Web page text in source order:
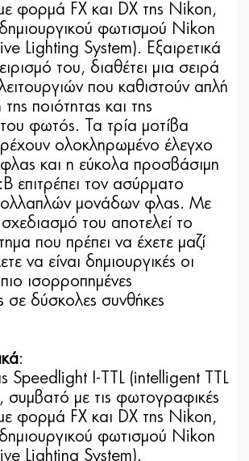
φορμά FX και DX της Nikon,
φωτισμού Nikon
Lighting System). Εξαιρετικά
του, διαθέτει μια σειρά
που καθιστούν απλή
της ποιότητας και της
φωτός. Τα τρία μοτίβα
ολοκληρωμένο έλεγχο
και η εύκολα προσβάσιμη
επιτρέπει τον ασύρματο
μονάδων φλας. Με
του αποτελεί το
που πρέπει να έχετε μαζί
να είναι δημιουργικές οι
ισορροπημένες
σε δύσκολες συνθήκες
:
Speedlight I-TTL (intelligent TTL
συμβατό με τις φωτογραφικές
φορμά FX και DX της Nikon,
φωτισμού Nikon
Lighting System).